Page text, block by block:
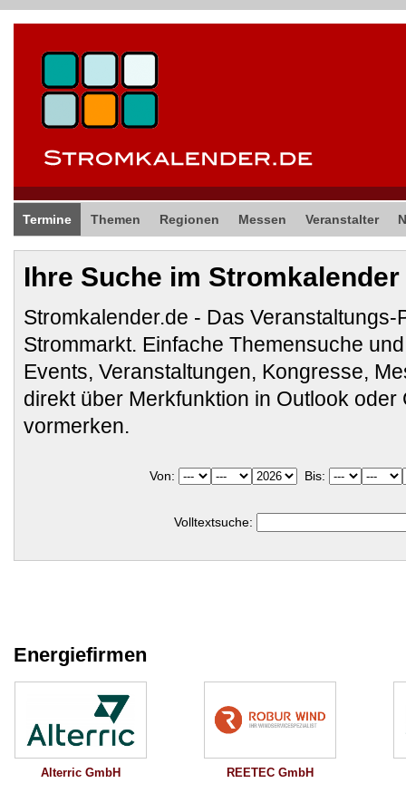
Termine Themen Regionen Messen Veranstalter
Ihre Suche im Stromkalender
Stromkalender.de - Das Veranstaltungs-
Strommarkt. Einfache Themensuche
Events, Veranstaltungen, Kongresse,
direkt über Merkfunktion in Outlook oder
vormerken.
Von: Bis:
Volltextsuche:
Energiefirmen
Alterric GmbH REETEC GmbH